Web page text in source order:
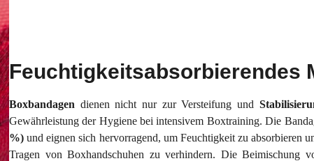
Feuchtigkeitsabsorbierendes
Boxbandagen dienen nicht nur zur Versteifung und
Gewährleistung der Hygiene bei intensivem Boxtraining. Die
%) und eignen sich hervorragend, um Feuchtigkeit zu absorbieren
Tragen von Boxhandschuhen zu verhindern. Die Beimischung